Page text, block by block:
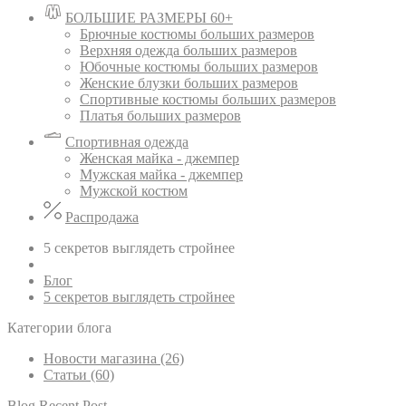
БОЛЬШИЕ РАЗМЕРЫ 60+
Брючные костюмы больших размеров
Верхняя одежда больших размеров
Юбочные костюмы больших размеров
Женские блузки больших размеров
Спортивные костюмы больших размеров
Платья больших размеров
Спортивная одежда
Женская майка - джемпер
Мужская майка - джемпер
Мужской костюм
Распродажа
5 секретов выглядеть стройнее
Блог
5 секретов выглядеть стройнее
Категории блога
Новости магазина (26)
Статьи (60)